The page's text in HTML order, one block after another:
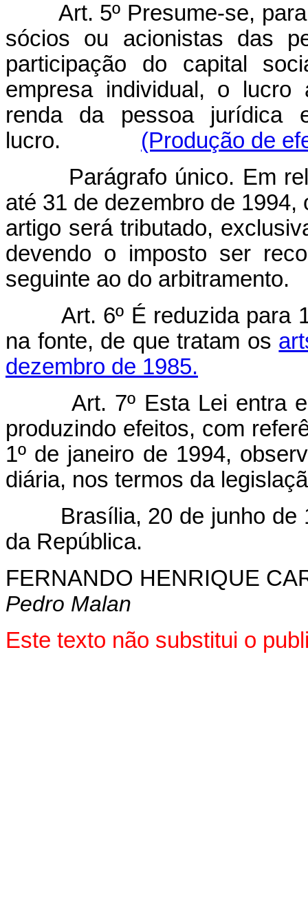
Art. 5º Presume-se,
sócios ou acionistas das
participação do capital
empresa individual, o lucro
renda da pessoa jurídica
lucro. (Produção de
Parágrafo único. Em
até 31 de dezembro de
artigo será tributado,
devendo o imposto ser
seguinte ao do arbitramento.
Art. 6º É reduzida para
na fonte, de que tratam os
dezembro de 1985.
Art. 7º Esta Lei entra
produzindo efeitos, com
1º de janeiro de 1994,
diária, nos termos da
Brasília, 20 de junho de
da República.
FERNANDO HENRIQUE
Pedro Malan
Este texto não substitui o